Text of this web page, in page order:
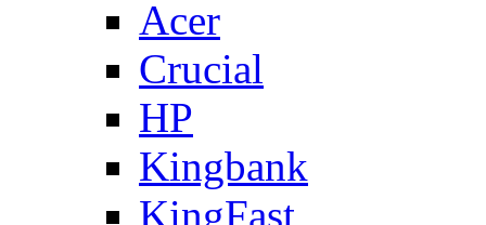
Acer
Crucial
HP
Kingbank
KingFast